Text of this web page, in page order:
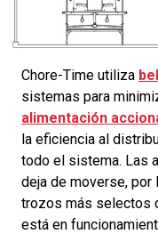
Chore-Time utiliza
sistemas para
alimentación
la eficiencia al
todo el sistema. Las
deja de moverse, por
trozos más selectos
está en